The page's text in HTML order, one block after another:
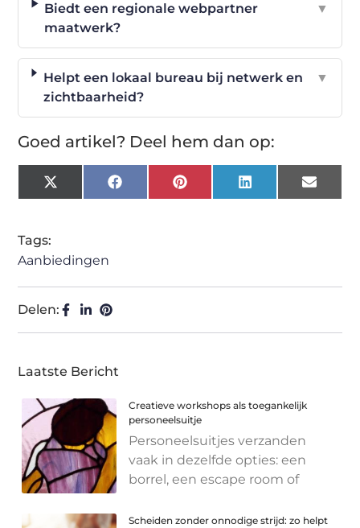
Biedt een regionale webpartner
maatwerk?
▼
Helpt een lokaal bureau bij netwerk en
zichtbaarheid?
▼
Goed artikel? Deel hem dan op:
X
(Twitter)
FacebookPinterest LinkedIn Email
Tags:
Aanbiedingen
Delen:
Laatste Bericht
Creatieve workshops als toegankelijk
personeelsuitje
Personeelsuitjes verzanden
vaak in dezelfde opties: een
borrel, een escape room of
Scheiden zonder onnodige strijd: zo helpt